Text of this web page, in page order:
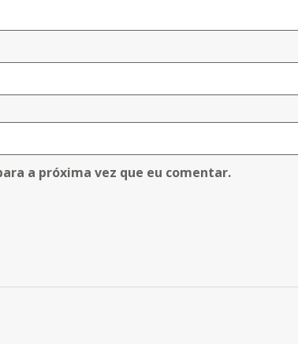
a próxima vez que eu comentar.